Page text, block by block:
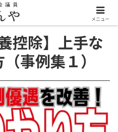
控除】上手な
事例集１）
メニュー